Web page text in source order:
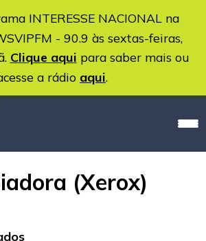
INTERESSE NACIONAL na
- 90.9 às sextas-feiras,
Clique aqui para saber mais ou
a rádio aqui.
(Xerox)